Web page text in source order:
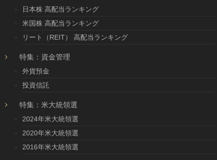
日本株 高配当ランキング
米国株 高配当ランキング
リート（REIT） 高配当ランキング
特集：資金管理
外貨預金
投資信託
特集：米大統領選
2024年米大統領選
2020年米大統領選
2016年米大統領選